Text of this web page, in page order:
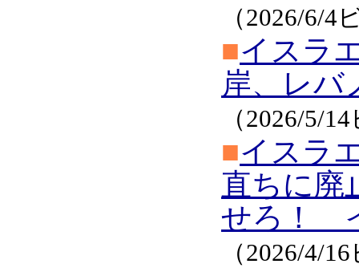
（2026/6/4
■イスラ
岸、レバ
（2026/5/
■イスラ
直ちに
せろ！
（2026/4/